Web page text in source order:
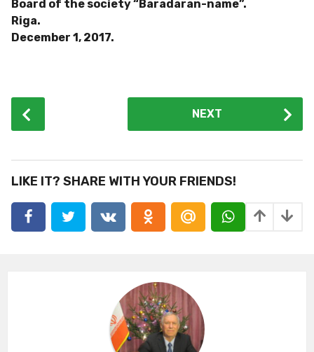
Board of the society “Baradaran-name”.
Riga.
December 1, 2017.
P
P
i
NEXT
LIKE IT? SHARE WITH YOUR FRIENDS!